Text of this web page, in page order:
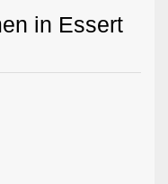
in Essert